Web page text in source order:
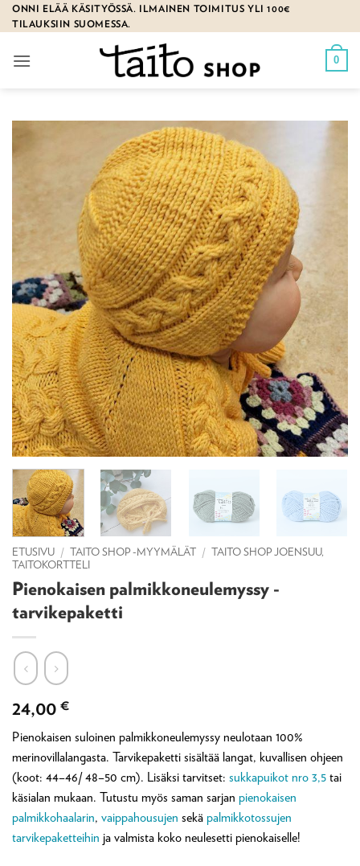
Skip
to
ONNI ELÄÄ KÄSITYÖSSÄ. ILMAINEN TOIMITUS YLI 100€
TILAUKSIIN SUOMESSA.
0
ETUSIVU / TAITO SHOP -MYYMÄLÄT / TAITO SHOP JOENSUU,
TAITOKORTTELI
Pienokaisen palmikkoneulemyssy -
tarvikepaketti
24,00 €
Pienokaisen suloinen palmikkoneulemyssy neulotaan 100%
merinovillalangasta. Tarvikepaketti sisältää langat, kuvallisen ohjeen
(koot: 44–46/ 48–50 cm). Lisäksi tarvitset: sukkapuikot nro 3,5 tai
käsialan mukaan. Tutustu myös saman sarjan pienokaisen
palmikkohaalarin, vaippahousujen sekä palmikkotossujen
tarvikepaketteihin ja valmista koko neulesetti pienokaiselle!